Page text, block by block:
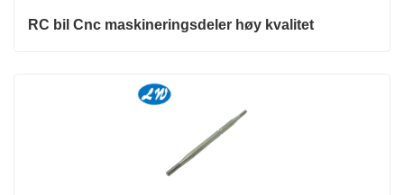
RC bil Cnc maskineringsdeler høy kvalitet